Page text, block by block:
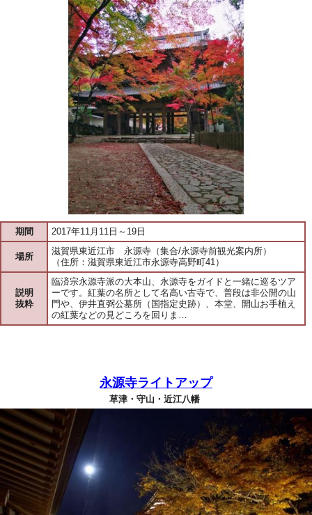
期間 2017年11月11日～19日
場所
滋賀県東近江市 永源寺（集合/永源寺前観光案内所）
（住所：滋賀県東近江市永源寺高野町41）
説明
抜粋
臨済宗永源寺派の大本山、永源寺をガイドと一緒に巡るツア
ーです。紅葉の名所として名高い古寺で、普段は非公開の山
門や、伊井直弼公墓所（国指定史跡）、本堂、開山お手植え
の紅葉などの見どころを回りま…
永源寺ライトアップ
草津・守山・近江八幡